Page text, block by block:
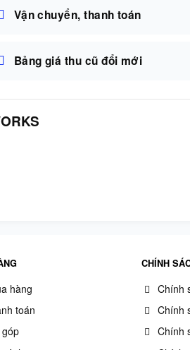
Vận chuyển, thanh toán
Bảng giá thu cũ đổi mới
hàng
toán
CHÍNH
Chính
Chính
Chính